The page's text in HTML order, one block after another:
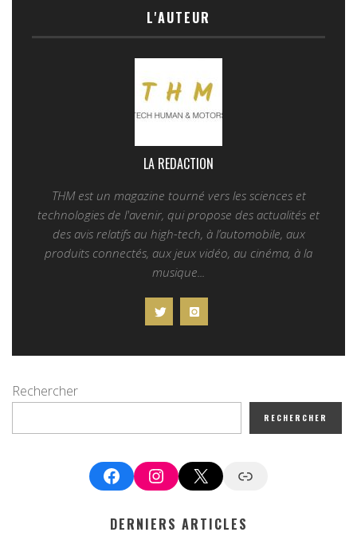
L'AUTEUR
LA REDACTION
THM est un magazine tourné vers les sciences et
technologies de l'avenir, qui propose des actualités et
des avis relatifs au high-tech, à l’automobile, aux
produits connectés, aux jeux vidéo, au cinéma, à la
musique...
Rechercher
RECHERCHER
FacebookInstagram
X Google News
DERNIERS ARTICLES